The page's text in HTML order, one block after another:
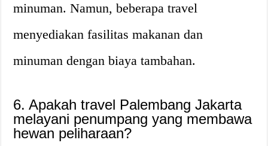
minuman. Namun, beberapa travel
menyediakan fasilitas makanan dan
minuman dengan biaya tambahan.
6. Apakah travel Palembang Jakarta
melayani penumpang yang membawa
hewan peliharaan?